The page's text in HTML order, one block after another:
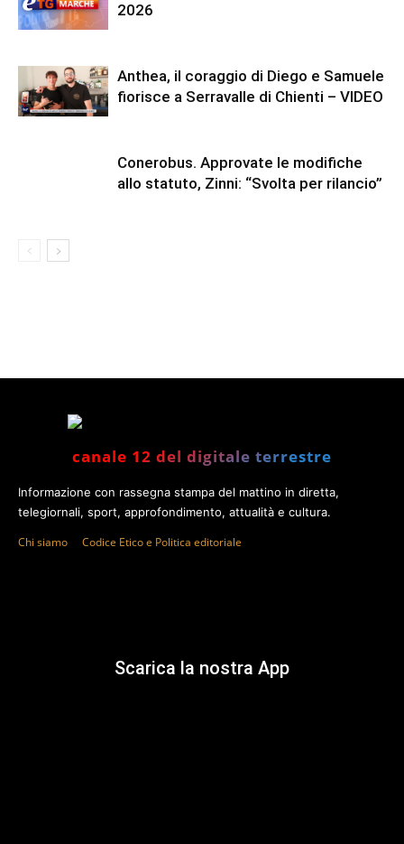
2026
Anthea, il coraggio di Diego e Samuele
fiorisce a Serravalle di Chienti – VIDEO
Conerobus. Approvate le modifiche
allo statuto, Zinni: “Svolta per rilancio”
canale 12 del digitale terrestre
Informazione con rassegna stampa del mattino in diretta,
telegiornali, sport, approfondimento, attualità e cultura.
Chi siamo Codice Etico e Politica editoriale
Scarica la nostra App